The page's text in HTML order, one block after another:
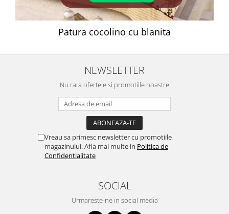
Patura cocolino cu blanita
NEWSLETTER
Nu rata ofertele si promotiile noastre
Vreau sa primesc newsletter cu promotiile
magazinului. Afla mai multe in Politica de
Confidentialitate
SOCIAL
Urmareste-ne in social media